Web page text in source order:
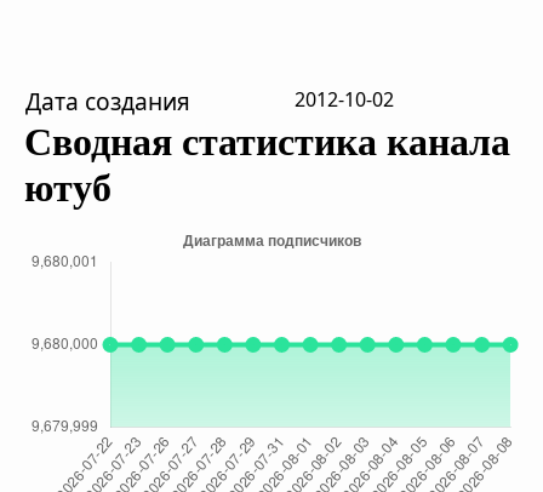
Дата создания 2012-10-02
Сводная статистика канала
ютуб